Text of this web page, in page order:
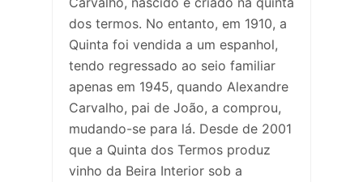
dos termos. No entanto, em 1910, a
Quinta foi vendida a um espanhol,
tendo regressado ao seio familiar
apenas em 1945, quando Alexandre
Carvalho, pai de João, a comprou,
mudando-se para lá. Desde de 2001
que a Quinta dos Termos produz
vinho da Beira Interior sob a